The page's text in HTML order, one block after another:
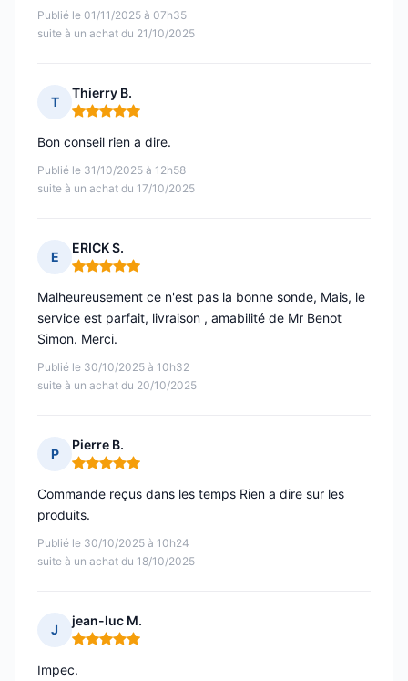
Publié le 01/11/2025 à 07h35
suite à un achat du 21/10/2025
T
Thierry B.
Note : 5 sur 5
Publié le 31/10/2025 à 12h58
suite à un achat du 17/10/2025
Bon conseil rien a dire.
E
ERICK S.
Note : 5 sur 5
Publié le 30/10/2025 à 10h32
suite à un achat du 20/10/2025
Malheureusement ce n'est pas la bonne sonde, Mais, le
service est parfait, livraison , amabilité de Mr Benot
Simon. Merci.
P
Pierre B.
Note : 5 sur 5
Publié le 30/10/2025 à 10h24
suite à un achat du 18/10/2025
Commande reçus dans les temps Rien a dire sur les
produits.
J
jean-luc M.
Note : 5 sur 5
Impec.